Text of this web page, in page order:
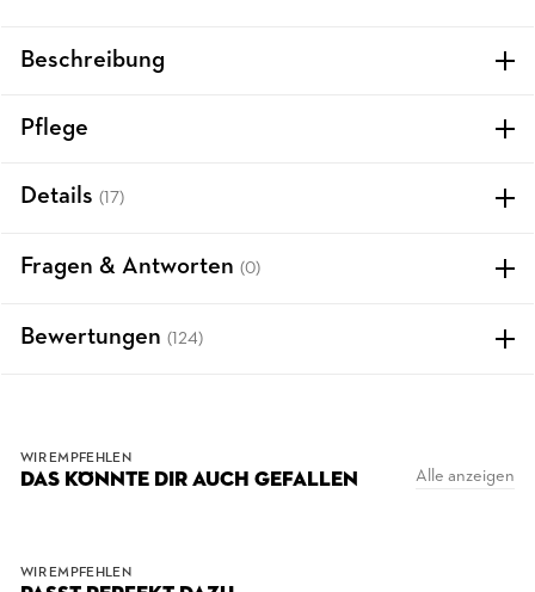
Beschreibung
Pflege
Details (17)
Fragen & Antworten (0)
Bewertungen (124)
WIR EMPFEHLEN
DAS KÖNNTE DIR AUCH GEFALLEN Alle anzeigen
WIR EMPFEHLEN